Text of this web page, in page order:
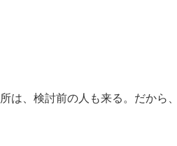
、検討前の人も来る。だから